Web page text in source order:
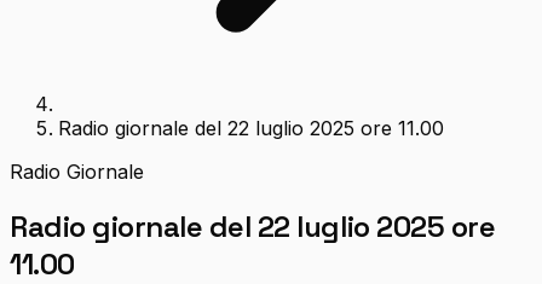
Radio giornale del 22 luglio 2025 ore 11.00
Radio Giornale
Radio giornale del 22 luglio 2025 ore
11.00